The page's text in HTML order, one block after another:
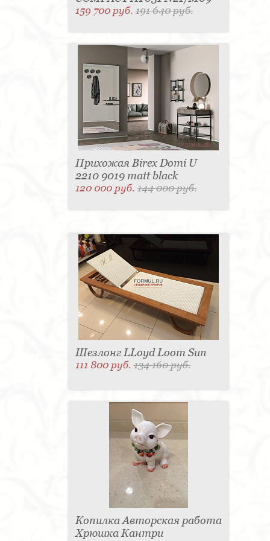
159 700 руб.191 640 руб.
Прихожая Birex Domi U
2210 9019 matt black
120 000 руб.144 000 руб.
Шезлонг LLoyd Loom Sun
111 800 руб.134 160 руб.
Копилка Авторская работа
Хрюшка Кантри